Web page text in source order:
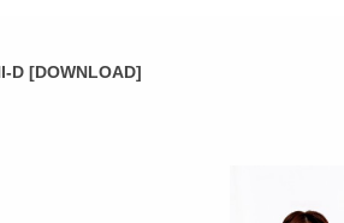
D [DOWNLOAD]